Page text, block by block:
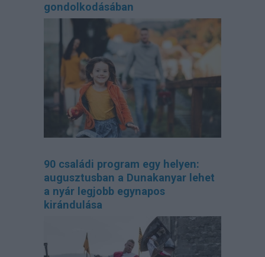
gondolkodásában
90 családi program egy helyen:
augusztusban a Dunakanyar lehet
a nyár legjobb egynapos
kirándulása